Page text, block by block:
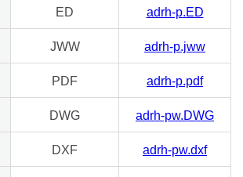
ED adrh-p.ED
JWW adrh-p.jww
PDF adrh-p.pdf
DWG adrh-pw.DWG
DXF adrh-pw.dxf